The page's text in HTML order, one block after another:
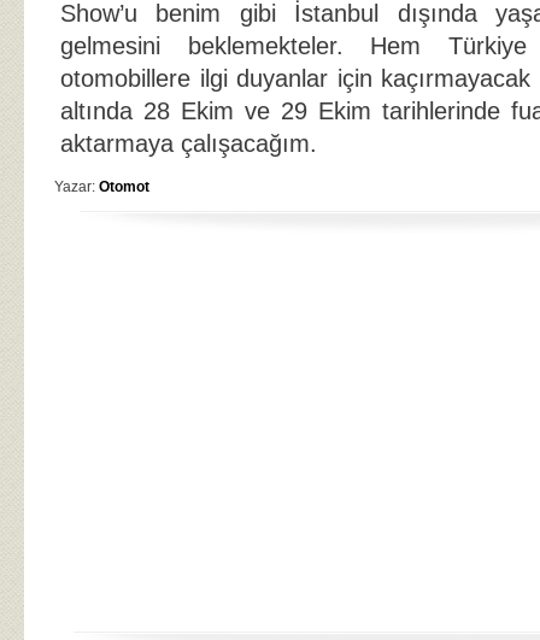
Show’u benim gibi İstanbul dışında
gelmesini beklemekteler. Hem
otomobillere ilgi duyanlar için kaçırmayacak
altında 28 Ekim ve 29 Ekim tarihlerinde
aktarmaya çalışacağım.
Yazar: Otomot